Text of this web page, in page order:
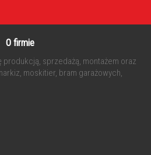
O firmie
sprzedażą, montażem oraz
moskitier, bram garażowych,